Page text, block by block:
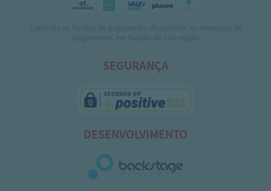
SEGURANÇA
DESENVOLVIMENTO